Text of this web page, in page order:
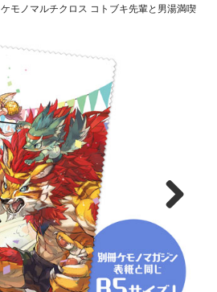
ケモノマルチクロス コトブキ先輩と男湯満喫
Next